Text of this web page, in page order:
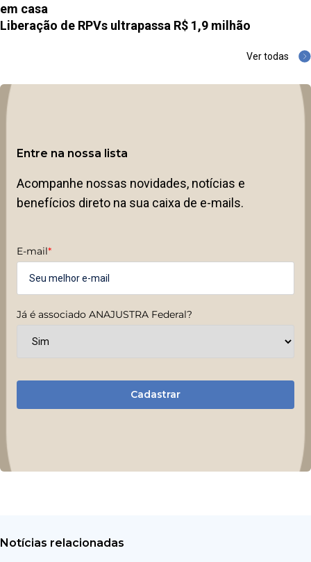
em casa
Liberação de RPVs ultrapassa R$ 1,9 milhão
Ver todas
Entre na nossa lista
Acompanhe nossas novidades, notícias e
benefícios direto na sua caixa de e-mails.
E-mail*
Já é associado ANAJUSTRA Federal?
Cadastrar
Notícias relacionadas